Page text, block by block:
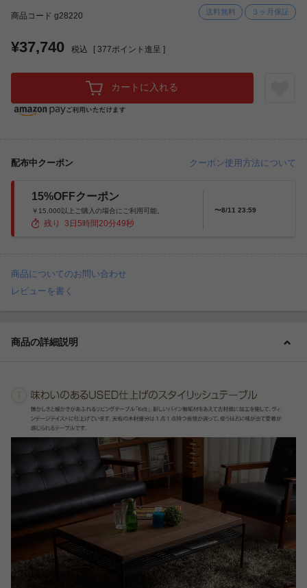
商品コード g28220 送料無料 ３ヶ月保証
¥37,740 税込 [ 377ポイント進呈 ]
カートに入れる
配布中クーポン クーポン使用方法について
15%OFFクーポン
￥15,000以上ご購入の場合にご利用可能。
残り 3 日5 時間 20分47秒
〜8/11 23:59
商品についてのお問い合わせ
レビューを書く
商品の詳細説明